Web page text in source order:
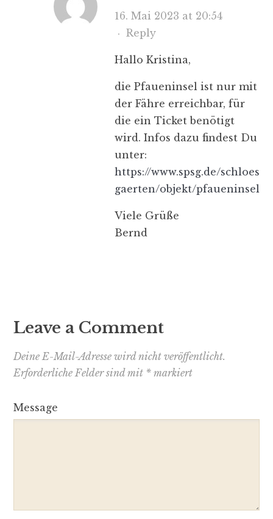
16. Mai 2023 at 20:54
· Reply
Hallo Kristina,
die Pfaueninsel ist nur mit
der Fähre erreichbar, für
die ein Ticket benötigt
wird. Infos dazu findest Du
unter:
https://www.spsg.de/
gaerten/objekt/pfaueninsel/
Viele Grüße
Bernd
Leave a Comment
Deine E-Mail-Adresse wird nicht veröffentlicht.
Erforderliche Felder sind mit *markiert
Message